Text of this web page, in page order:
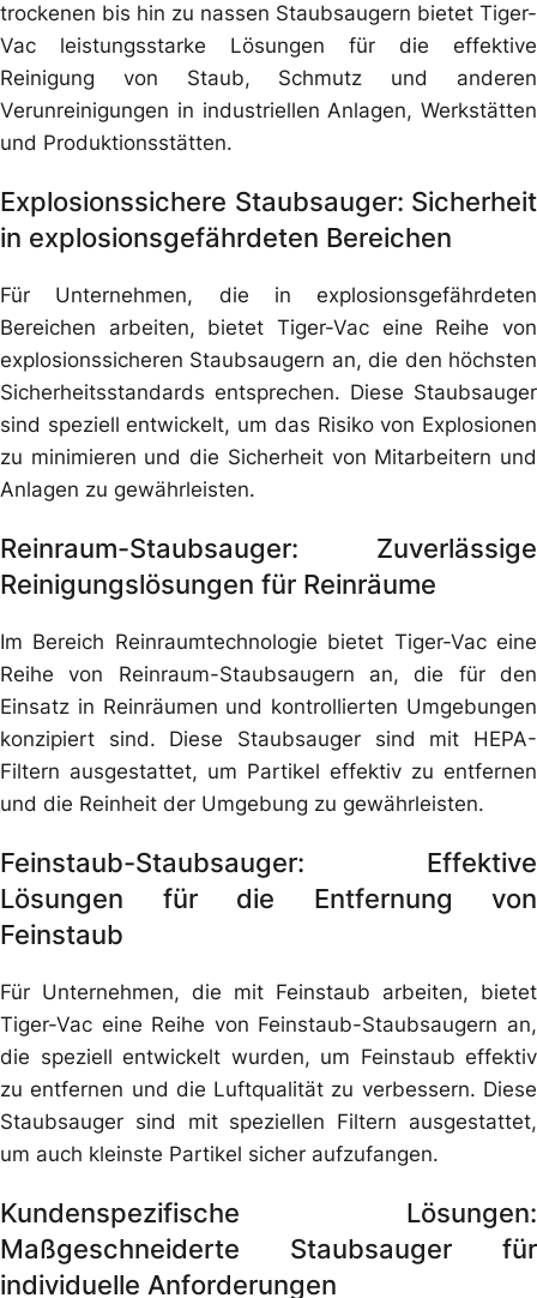
trockenen bis hin zu nassen Staubsaugern bietet Tiger-
Vac leistungsstarke Lösungen für die effektive
Reinigung von Staub, Schmutz und anderen
Verunreinigungen in industriellen Anlagen, Werkstätten
und Produktionsstätten.
Explosionssichere Staubsauger: Sicherheit
in explosionsgefährdeten Bereichen
Für Unternehmen, die in explosionsgefährdeten
Bereichen arbeiten, bietet Tiger-Vac eine Reihe von
explosionssicheren Staubsaugern an, die den höchsten
Sicherheitsstandards entsprechen. Diese Staubsauger
sind speziell entwickelt, um das Risiko von Explosionen
zu minimieren und die Sicherheit von Mitarbeitern und
Anlagen zu gewährleisten.
Reinraum-Staubsauger: Zuverlässige
Reinigungslösungen für Reinräume
Im Bereich Reinraumtechnologie bietet Tiger-Vac eine
Reihe von Reinraum-Staubsaugern an, die für den
Einsatz in Reinräumen und kontrollierten Umgebungen
konzipiert sind. Diese Staubsauger sind mit HEPA-
Filtern ausgestattet, um Partikel effektiv zu entfernen
und die Reinheit der Umgebung zu gewährleisten.
Feinstaub-Staubsauger: Effektive
Lösungen für die Entfernung von
Feinstaub
Für Unternehmen, die mit Feinstaub arbeiten, bietet
Tiger-Vac eine Reihe von Feinstaub-Staubsaugern an,
die speziell entwickelt wurden, um Feinstaub effektiv
zu entfernen und die Luftqualität zu verbessern. Diese
Staubsauger sind mit speziellen Filtern ausgestattet,
um auch kleinste Partikel sicher aufzufangen.
Kundenspezifische Lösungen:
Maßgeschneiderte Staubsauger für
individuelle Anforderungen